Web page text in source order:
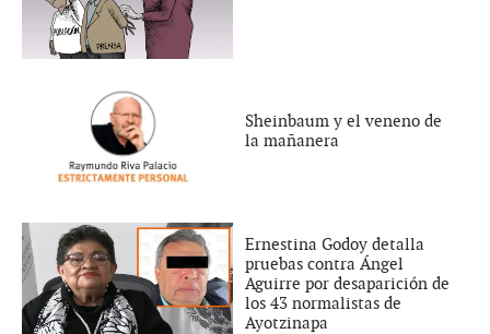
Sheinbaum y el veneno de
la mañanera
Ernestina Godoy detalla
pruebas contra Ángel
Aguirre por desaparición de
los 43 normalistas de
Ayotzinapa